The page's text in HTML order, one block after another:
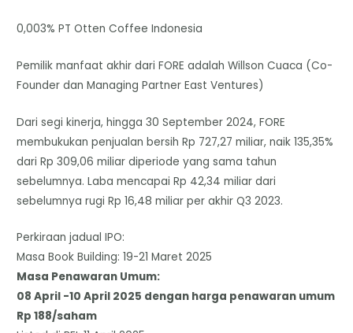
0,003% PT Otten Coffee Indonesia
Pemilik manfaat akhir dari FORE adalah Willson Cuaca (Co-
Founder dan Managing Partner East Ventures)
Dari segi kinerja, hingga 30 September 2024, FORE
membukukan penjualan bersih Rp 727,27 miliar, naik 135,35%
dari Rp 309,06 miliar diperiode yang sama tahun
sebelumnya. Laba mencapai Rp 42,34 miliar dari
sebelumnya rugi Rp 16,48 miliar per akhir Q3 2023.
Perkiraan jadual IPO:
Masa Book Building: 19-21 Maret 2025
Masa Penawaran Umum:
08 April -10 April 2025 dengan harga penawaran umum
Rp 188/saham